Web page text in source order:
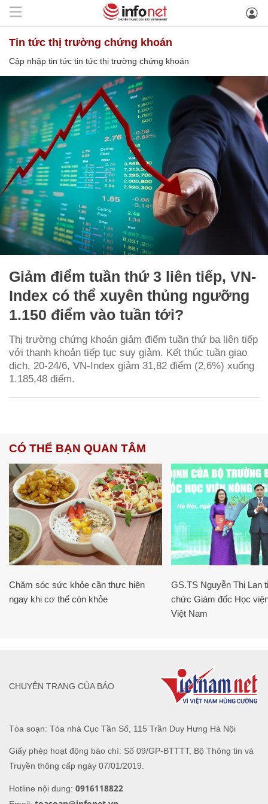
tin tức thị trường chứng khoán
Cập nhập tin tức tin tức thị trường chứng khoán
Giảm điểm tuần thứ 3 liên tiếp, VN-
Index có thể xuyên thủng ngưỡng
1.150 điểm vào tuần tới?
Thị trường chứng khoán giảm điểm tuần thứ ba liên tiếp
với thanh khoản tiếp tục suy giảm. Kết thúc tuần giao
dịch, 20-24/6, VN-Index giảm 31,82 điểm (2,6%) xuống
1.185,48 điểm.
CÓ THỂ BẠN QUAN TÂM
Chăm sóc sức khỏe cần thực hiện
ngay khi cơ thể còn khỏe
GS.TS Nguyễn Thị Lan
chức Giám đốc Học
Việt Nam
Tòa soạn: Tòa nhà Cục Tần Số, 115 Trần Duy Hưng Hà Nội
Giấy phép hoạt động báo chí: Số 09/GP-BTTTT, Bộ Thông tin và
Truyền thông cấp ngày 07/01/2019.
Hotline nội dung: 0916118822
CHUYÊN TRANG CỦA BÁO